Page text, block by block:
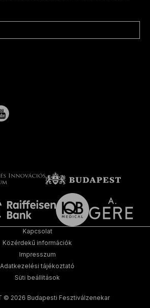
© 2026 Budapesti Fesztiválzenekar
Kapcsolat
Közérdekű információk
Impresszum
Adatkezelési tájékoztató
Süti beállítások